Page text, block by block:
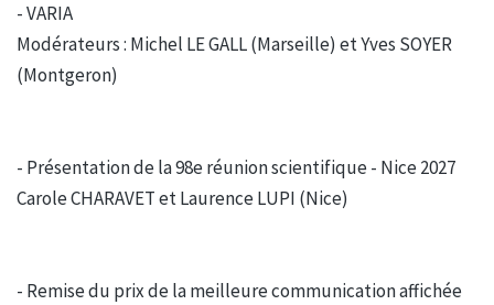
- VARIA
Modérateurs : Michel LE GALL (Marseille) et Yves SOYER
(Montgeron)
- Présentation de la 98e réunion scientifique - Nice 2027
Carole CHARAVET et Laurence LUPI (Nice)
- Remise du prix de la meilleure communication affichée